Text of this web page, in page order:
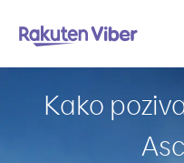
Kako